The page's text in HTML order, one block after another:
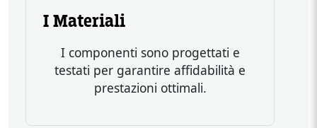
Heading
I Materiali
I componenti sono progettati e
testati per garantire affidabilità e
prestazioni ottimali.